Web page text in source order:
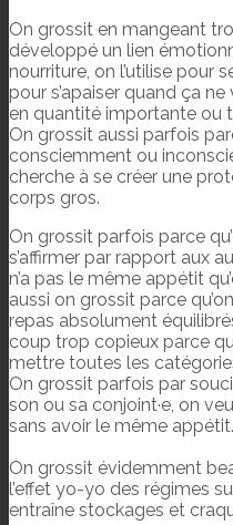
On grossit en mangeant
développé un lien
nourriture, on l’utilise pour
pour s’apaiser quand ça
en quantité importante ou
On grossit aussi parfois
consciemment ou
cherche à se créer une
corps gros.
On grossit parfois parce
s’affirmer par rapport aux
n’a pas le même appétit
aussi on grossit parce
repas absolument
coup trop copieux parce
mettre toutes les
On grossit parfois par
son ou sa conjoint·e, on
sans avoir le même appétit.
On grossit évidemment
l’effet yo-yo des régimes
entraîne stockages et